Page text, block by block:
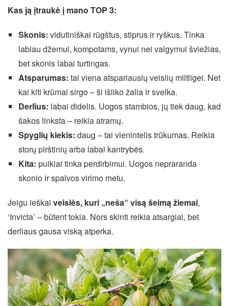
Kas ją įtraukė į mano TOP 3:
Skonis: vidutiniškai rūgštus, stiprus ir ryškus. Tinka
labiau džemui, kompotams, vynui nei valgymui šviežias,
bet skonis labai turtingas.
Atsparumas: tai viena atspariausių veislių miltligei. Net
kai kiti krūmai sirgo – ši išliko žalia ir sveika.
Derlius: labai didelis. Uogos stambios, jų tiek daug, kad
šakos linksta – reikia atramų.
Spyglių kiekis: daug – tai vienintelis trūkumas. Reikia
storų pirštinių arba labai kantrybės.
Kita: puikiai tinka perdirbimui. Uogos nepraranda
skonio ir spalvos virimo metu.
Jeigu ieškai veislės, kuri „neša“ visą šeimą žiemai,
‘Invicta’ – būtent tokia. Nors skinti reikia atsargiai, bet
derliaus gausa viską atperka.